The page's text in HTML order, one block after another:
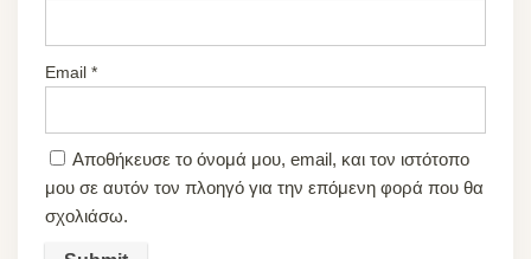
Email *
Αποθήκευσε το όνομά μου, email, και τον ιστότοπο
μου σε αυτόν τον πλοηγό για την επόμενη φορά που θα
σχολιάσω.